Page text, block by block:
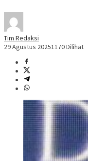
Tim Redaksi
29 Agustus 20251170 Dilihat